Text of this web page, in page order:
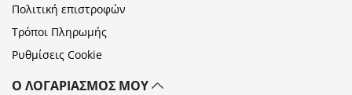
Πολιτική επιστροφών
Τρόποι Πληρωμής
Ρυθμίσεις Cookie
Ο ΛΟΓΑΡΙΑΣΜΌΣ ΜΟΥ